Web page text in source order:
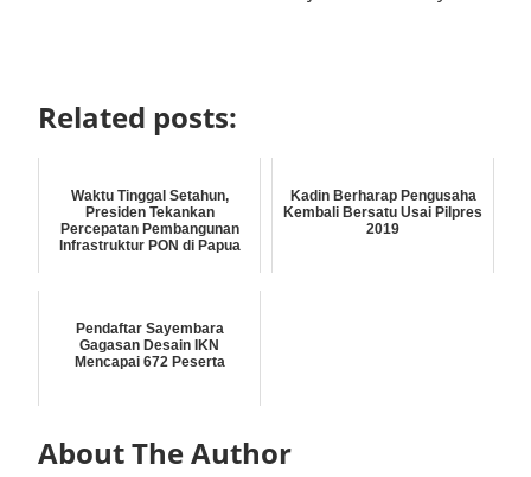
Related posts:
Waktu Tinggal Setahun,
Presiden Tekankan
Percepatan Pembangunan
Infrastruktur PON di Papua
Kadin Berharap Pengusaha
Kembali Bersatu Usai Pilpres
2019
Pendaftar Sayembara
Gagasan Desain IKN
Mencapai 672 Peserta
About The Author